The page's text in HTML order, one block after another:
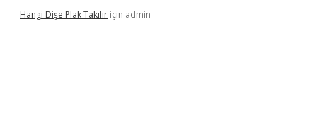
Hangi Dişe Plak Takılır için admin